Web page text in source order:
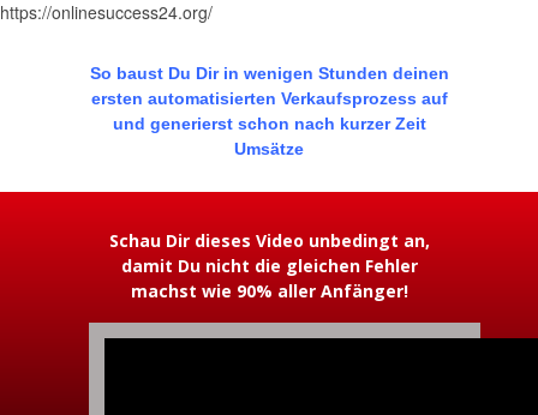
https://onlinesuccess24.org/
So baust Du Dir in wenigen Stunden deinen
ersten automatisierten Verkaufsprozess auf
und generierst schon nach kurzer Zeit
Umsätze
Schau Dir dieses Video unbedingt an,
damit Du nicht die gleichen Fehler
machst wie 90% aller Anfänger!